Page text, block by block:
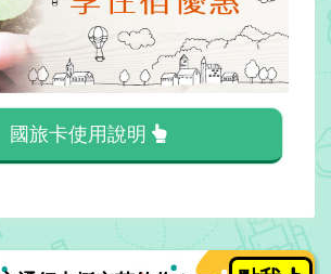
國旅卡使用說明